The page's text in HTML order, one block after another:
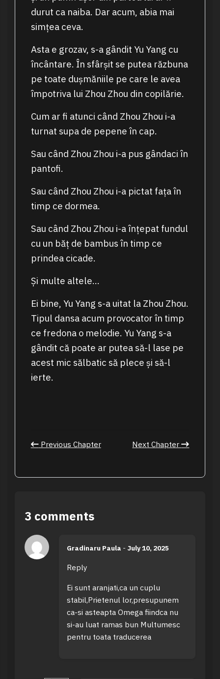
durut ca naiba. Dar acum, abia mai
simțea ceva.
Asta e grozav, s-a gândit Yu Yang cu
încântare. În sfârșit se putea răzbuna
pe toate dușmăniile pe care le avea
împotriva lui Zhou Zhou din copilărie.
Cum ar fi atunci când Zhou Zhou i-a
turnat supa de pepene în cap.
Sau când Zhou Zhou i-a pus gândaci în
pantofi.
Sau când Zhou Zhou i-a pictat fața în
timp ce dormea.
Sau când Zhou Zhou i-a înțepat fundul
cu un băț de bambus în timp ce
prindea cicade.
Și multe altele…
Ei bine, Yu Yang s-a uitat la Zhou Zhou.
Tipul dansa acum provocator în timp
ce fredona o melodie. Yu Yang s-a
gândit că poate ar putea să-l lase pe
acest mic sălbatic să plece și să-l
ierte.
Previous Chapter Next Chapter
3 comments
Gradinaru Paula - July 10, 2025
Reply
Ei sunt aranjati,ca un cuplu
stabil,Prietenul lor,presupunem
ca-si asteapta Omega fiindca nu
si-au luat ramas bun Multumesc
pentru toata traducerea